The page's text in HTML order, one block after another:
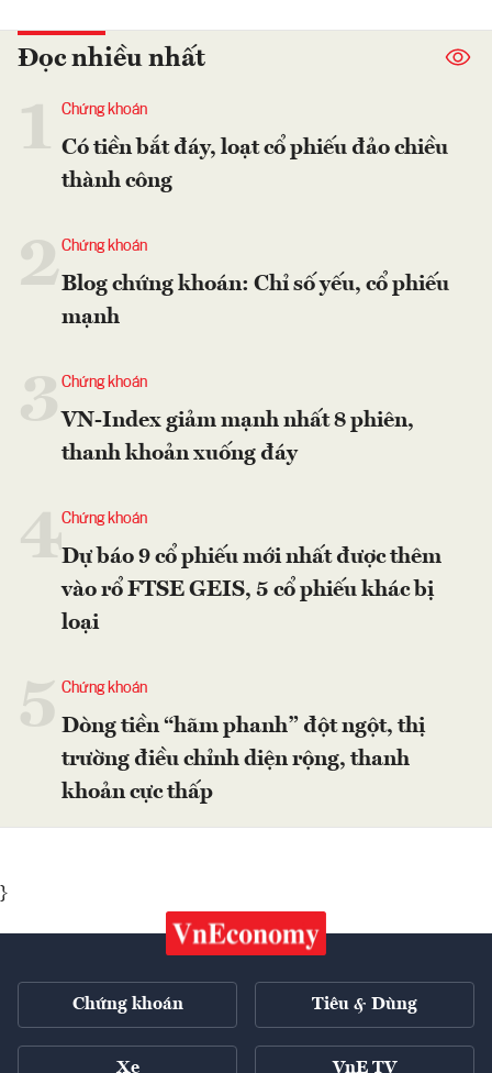
Đọc nhiều nhất
Chứng khoán
Có tiền bắt đáy, loạt cổ phiếu đảo chiều
thành công
2Chứng khoán
Blog chứng khoán: Chỉ số yếu, cổ phiếu
mạnh
Chứng khoán
VN-Index giảm mạnh nhất 8 phiên,
thanh khoản xuống đáy
4Chứng khoán
Dự báo 9 cổ phiếu mới nhất được thêm
vào rổ FTSE GEIS, 5 cổ phiếu khác bị
loại
Chứng khoán
Dòng tiền “hãm phanh” đột ngột, thị
trường điều chỉnh diện rộng, thanh
khoản cực thấp
}
Chứng khoán Tiêu & Dùng
Xe VnE TV